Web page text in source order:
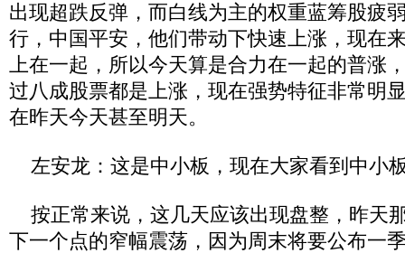
出现超跌反弹，而白线为主的权重蓝筹股疲
行，中国平安，他们带动下快速上涨，现在
上在一起，所以今天算是合力在一起的普涨
过八成股票都是上涨，现在强势特征非常明
在昨天今天甚至明天。
左安龙：这是中小板，现在大家看到中小
按正常来说，这几天应该出现盘整，昨天
下一个点的窄幅震荡，因为周末将要公布一